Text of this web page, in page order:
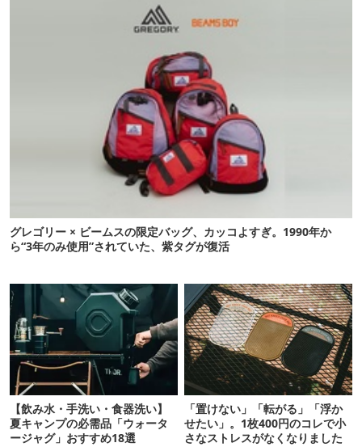
グレゴリー × ビームスの限定バッグ、カッコよすぎ。1990年か
ら“3年のみ使用”されていた、紫タグが復活
【飲み水・手洗い・食器洗い】
夏キャンプの必需品「ウォータ
ージャグ」おすすめ18選
「置けない」「転がる」「浮か
せたい」。1枚400円のコレで小
さなストレスがなくなりました